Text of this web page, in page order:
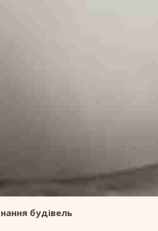
будівель